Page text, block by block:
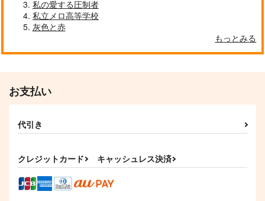
私の愛する圧制者
私立メロ高等学校
灰色と赤
もっとみる
お支払い
代引き
クレジットカード キャッシュレス決済